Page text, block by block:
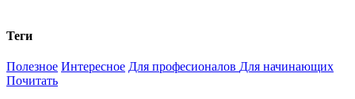
Теги
Полезное Интересное Для професионалов Для начинающих
Почитать